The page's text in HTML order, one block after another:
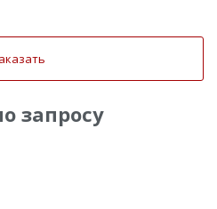
запросу